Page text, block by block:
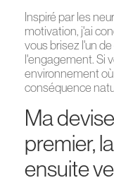
Inspiré par les
motivation, j'ai
vous brisez l'un
l'engagement. Si
environnement
conséquence
Ma
premier,
ensuite